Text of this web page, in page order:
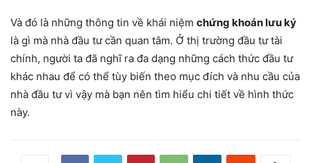
Và đó là những thông tin về khái niệm chứng khoán lưu ký
là gì mà nhà đầu tư cần quan tâm. Ở thị trường đầu tư tài
chính, người ta đã nghĩ ra đa dạng những cách thức đầu tư
khác nhau để có thể tùy biến theo mục đích và nhu cầu của
nhà đầu tư vì vậy mà bạn nên tìm hiểu chi tiết về hình thức
này.